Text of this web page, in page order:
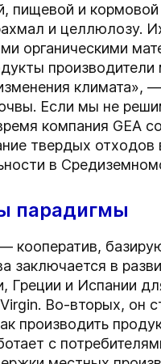
пищевой и
и целлюлозу.
органическими
производители
Если мы не
компания GEA
твердых
в
парадигмы
кооператив,
в
Греции и Испании
Во-вторых, он
производить
с